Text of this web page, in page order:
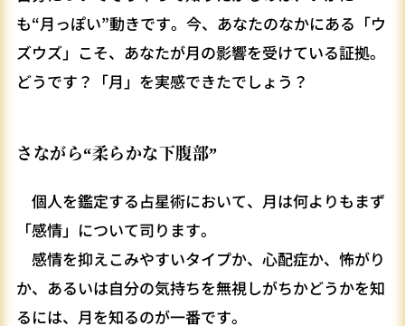
も“月っぽい”動きです。今、あなたのなかにある「ウ
ズウズ」こそ、あなたが月の影響を受けている証拠。
どうです？「月」を実感できたでしょう？
さながら“柔らかな下腹部”
個人を鑑定する占星術において、月は何よりもまず
「感情」について司ります。
感情を抑えこみやすいタイプか、心配症か、怖がり
か、あるいは自分の気持ちを無視しがちかどうかを知
るには、月を知るのが一番です。